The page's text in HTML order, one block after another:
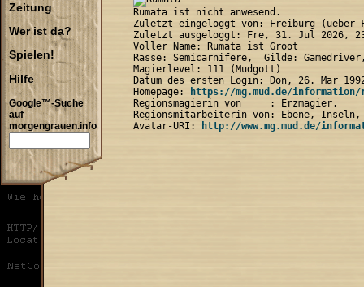
Zeitung
Wer ist da?
Spielen!
Hilfe
Google™-Suche
auf
morgengrauen.info
Rumata ist nicht anwesend.
Zuletzt eingeloggt von: Freiburg (ueber
Zuletzt ausgeloggt: Fre, 31. Jul 2026,
Voller Name: Rumata ist Groot
Rasse: Semicarnifere,  Gilde:
Magierlevel: 111 (Mudgott)
Datum des ersten Login: Don, 26. Mar
Homepage:
https://mg.mud.de/information/
Regionsmagierin von     : Erzmagier.
Regionsmitarbeiterin von: Ebene,
Avatar-URI:
http://www.mg.mud.de/